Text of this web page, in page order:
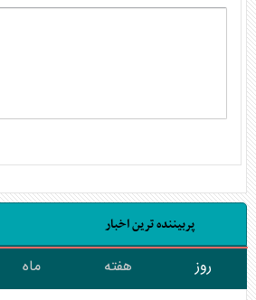
پربیننده ترین اخبار
روز هفته ماه